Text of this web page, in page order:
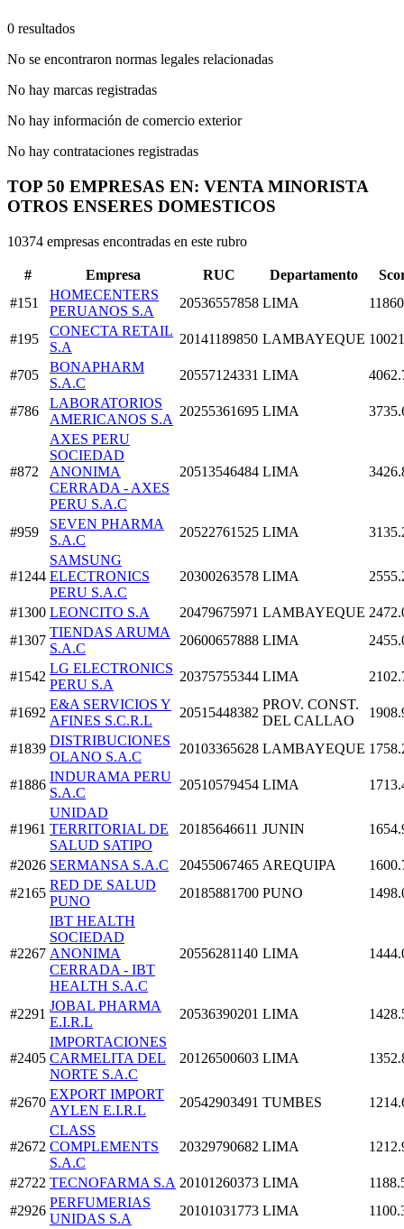
0 resultados
No se encontraron normas legales relacionadas
No hay marcas registradas
No hay información de comercio exterior
No hay contrataciones registradas
TOP 50 EMPRESAS EN: VENTA MINORISTA
OTROS ENSERES DOMESTICOS
10374 empresas encontradas en este rubro
# Empresa RUC Departamento
#151
HOMECENTERS
PERUANOS S.A
20536557858 LIMA
#195
CONECTA RETAIL
S.A
20141189850 LAMBAYEQUE
#705
BONAPHARM
S.A.C
20557124331 LIMA
#786
LABORATORIOS
AMERICANOS S.A
20255361695 LIMA
#872
AXES PERU
SOCIEDAD
ANONIMA
CERRADA - AXES
PERU S.A.C
20513546484 LIMA
#959
SEVEN PHARMA
S.A.C
20522761525 LIMA
#1244
SAMSUNG
ELECTRONICS
PERU S.A.C
20300263578 LIMA
#1300 LEONCITO S.A 20479675971 LAMBAYEQUE
#1307
TIENDAS ARUMA
S.A.C
20600657888 LIMA
#1542
LG ELECTRONICS
PERU S.A
20375755344 LIMA
#1692
E&A SERVICIOS Y
AFINES S.C.R.L
20515448382
PROV. CONST.
DEL CALLAO
#1839
DISTRIBUCIONES
OLANO S.A.C
20103365628 LAMBAYEQUE
#1886
INDURAMA PERU
S.A.C
20510579454 LIMA
#1961
UNIDAD
TERRITORIAL DE
SALUD SATIPO
20185646611 JUNIN
#2026 SERMANSA S.A.C 20455067465 AREQUIPA
#2165
RED DE SALUD
PUNO
20185881700 PUNO
#2267
IBT HEALTH
SOCIEDAD
ANONIMA
CERRADA - IBT
HEALTH S.A.C
20556281140 LIMA
#2291
JOBAL PHARMA
E.I.R.L
20536390201 LIMA
#2405
IMPORTACIONES
CARMELITA DEL
NORTE S.A.C
20126500603 LIMA
#2670
EXPORT IMPORT
AYLEN E.I.R.L
20542903491 TUMBES
#2672
CLASS
COMPLEMENTS
S.A.C
20329790682 LIMA
#2722 TECNOFARMA S.A 20101260373 LIMA
#2926
PERFUMERIAS
UNIDAS S.A
20101031773 LIMA